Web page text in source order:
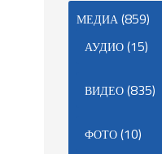
МЕДИА(859)
АУДИО(15)
ВИДЕО(835)
ФОТО(10)